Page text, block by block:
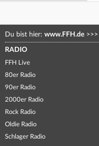
Du bist hier: www.FFH.de >>>
RADIO
FFH Live
80er Radio
90er Radio
2000er Radio
Rock Radio
Oldie Radio
Schlager Radio